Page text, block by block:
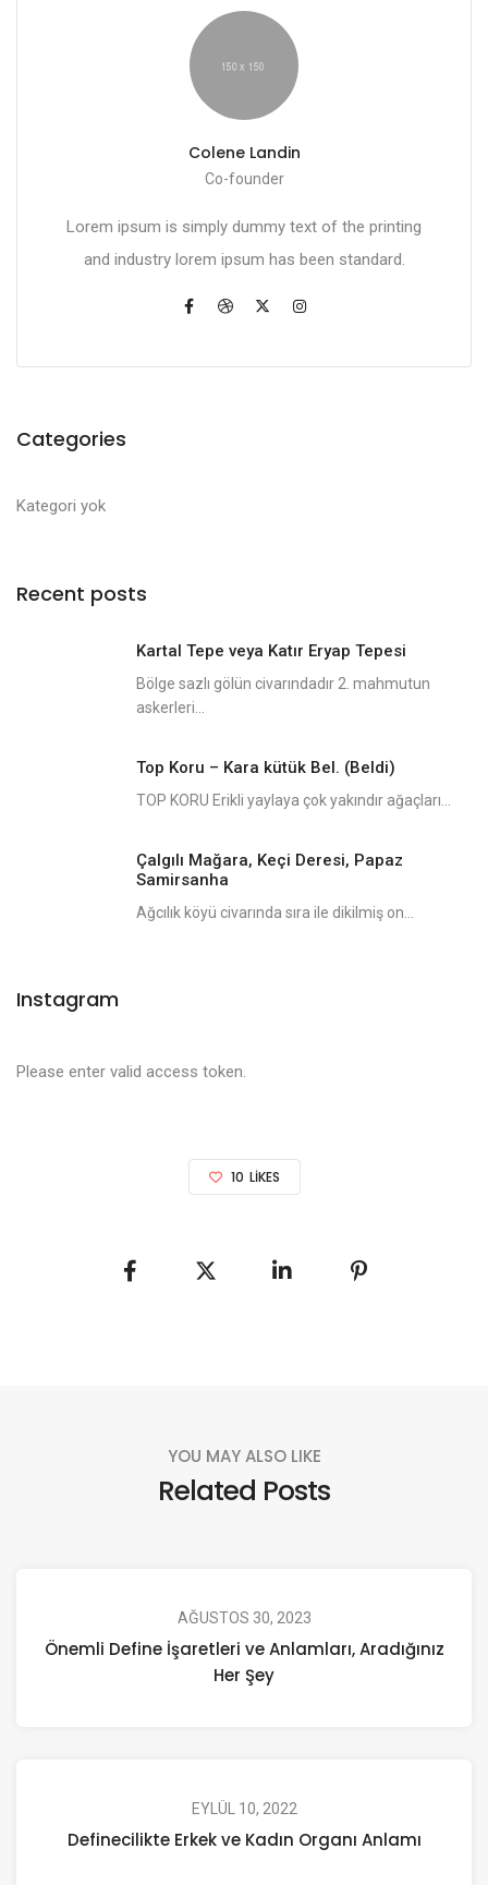
Colene Landin
Co-founder
Lorem ipsum is simply dummy text of the printing
and industry lorem ipsum has been standard.
Categories
Kategori yok
Recent posts
Kartal Tepe veya Katır Eryap Tepesi
Bölge sazlı gölün civarındadır 2. mahmutun
askerleri...
Top Koru – Kara kütük Bel. (Beldi)
TOP KORU Erikli yaylaya çok yakındır ağaçları...
Çalgılı Mağara, Keçi Deresi, Papaz
Samirsanha
Ağcılık köyü civarında sıra ile dikilmiş on...
Instagram
Please enter valid access token.
10 LIKES
YOU MAY ALSO LIKE
Related Posts
AĞUSTOS 30, 2023
Önemli Define İşaretleri ve Anlamları, Aradığınız
Her Şey
EYLÜL 10, 2022
Definecilikte Erkek ve Kadın Organı Anlamı